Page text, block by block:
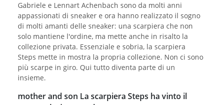
Gabriele e Lennart Achenbach sono da molti anni
appassionati di sneaker e ora hanno realizzato il sogno
di molti amanti delle sneaker: una scarpiera che non
solo mantiene l'ordine, ma mette anche in risalto la
collezione privata. Essenziale e sobria, la scarpiera
Steps mette in mostra la propria collezione. Non ci sono
più scarpe in giro. Qui tutto diventa parte di un
insieme.
mother and son La scarpiera Steps ha vinto il